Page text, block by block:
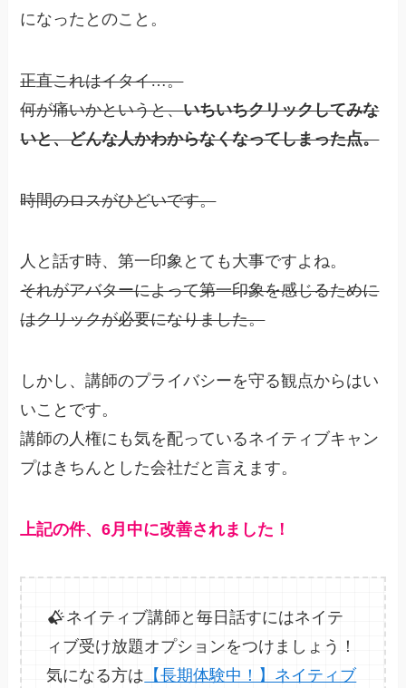
になったとのこと。
正直これはイタイ…。
何が痛いかというと、いちいちクリックしてみな
いと、どんな人かわからなくなってしまった点。
時間のロスがひどいです。
人と話す時、第一印象とても大事ですよね。
それがアバターによって第一印象を感じるために
はクリックが必要になりました。
しかし、講師のプライバシーを守る観点からはい
いことです。
講師の人権にも気を配っているネイティブキャン
プはきちんとした会社だと言えます。
上記の件、6月中に改善されました！
ネイティブ講師と毎日話すにはネイテ
ィブ受け放題オプションをつけましょう！
気になる方は 【長期体験中！】ネイティブ